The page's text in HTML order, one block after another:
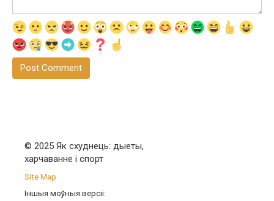
© 2025 Як схуднець: дыеты,
харчаванне і спорт
Site Map
Іншыя моўныя версіі: